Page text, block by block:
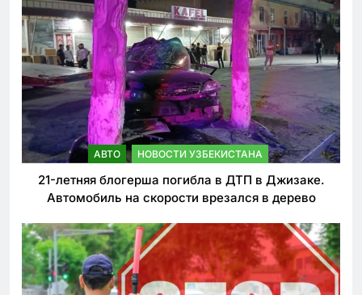
АВТО НОВОСТИ УЗБЕКИСТАНА
21-летняя блогерша погибла в ДТП в Джизаке.
Автомобиль на скорости врезался в дерево